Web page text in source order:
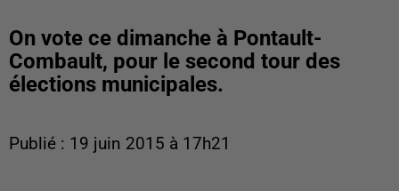
On vote ce dimanche à Pontault-
Combault, pour le second tour des
élections municipales.
Publié : 19 juin 2015 à 17h21